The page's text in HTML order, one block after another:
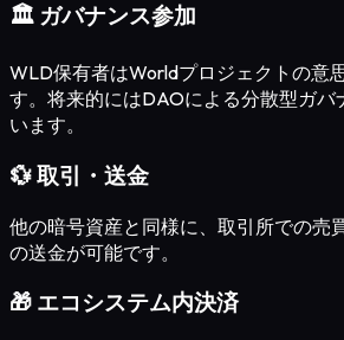
🏛️ ガバナンス参加
WLD保有者はWorldプロジェクトの意
す。将来的にはDAOによる分散型ガバ
います。
💱 取引・送金
他の暗号資産と同様に、取引所での売
の送金が可能です。
🎁 エコシステム内決済